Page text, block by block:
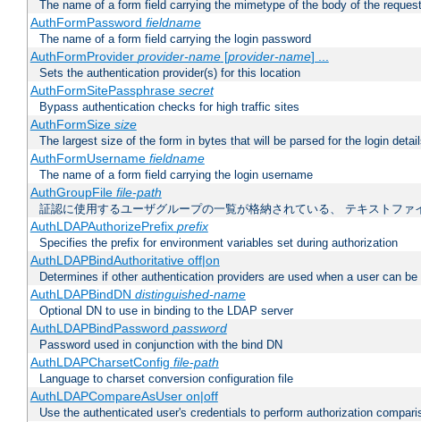
The name of a form field carrying the mimetype of the body of the
AuthFormPassword fieldname
The name of a form field carrying the login password
AuthFormProvider provider-name[provider-name] ...
Sets the authentication provider(s) for this location
AuthFormSitePassphrase secret
Bypass authentication checks for high traffic sites
AuthFormSize size
The largest size of the form in bytes that will be parsed for the login
AuthFormUsername fieldname
The name of a form field carrying the login username
AuthGroupFile file-path
証認に使用するユーザグループの一覧が格納されている、 テキストファ
AuthLDAPAuthorizePrefix prefix
Specifies the prefix for environment variables set during authorization
AuthLDAPBindAuthoritative off|on
Determines if other authentication providers are used when a user can
AuthLDAPBindDN distinguished-name
Optional DN to use in binding to the LDAP server
AuthLDAPBindPassword password
Password used in conjunction with the bind DN
AuthLDAPCharsetConfig file-path
Language to charset conversion configuration file
AuthLDAPCompareAsUser on|off
Use the authenticated user's credentials to perform authorization